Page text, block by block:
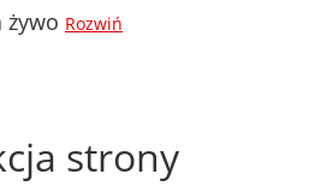
żywo Rozwiń
strony